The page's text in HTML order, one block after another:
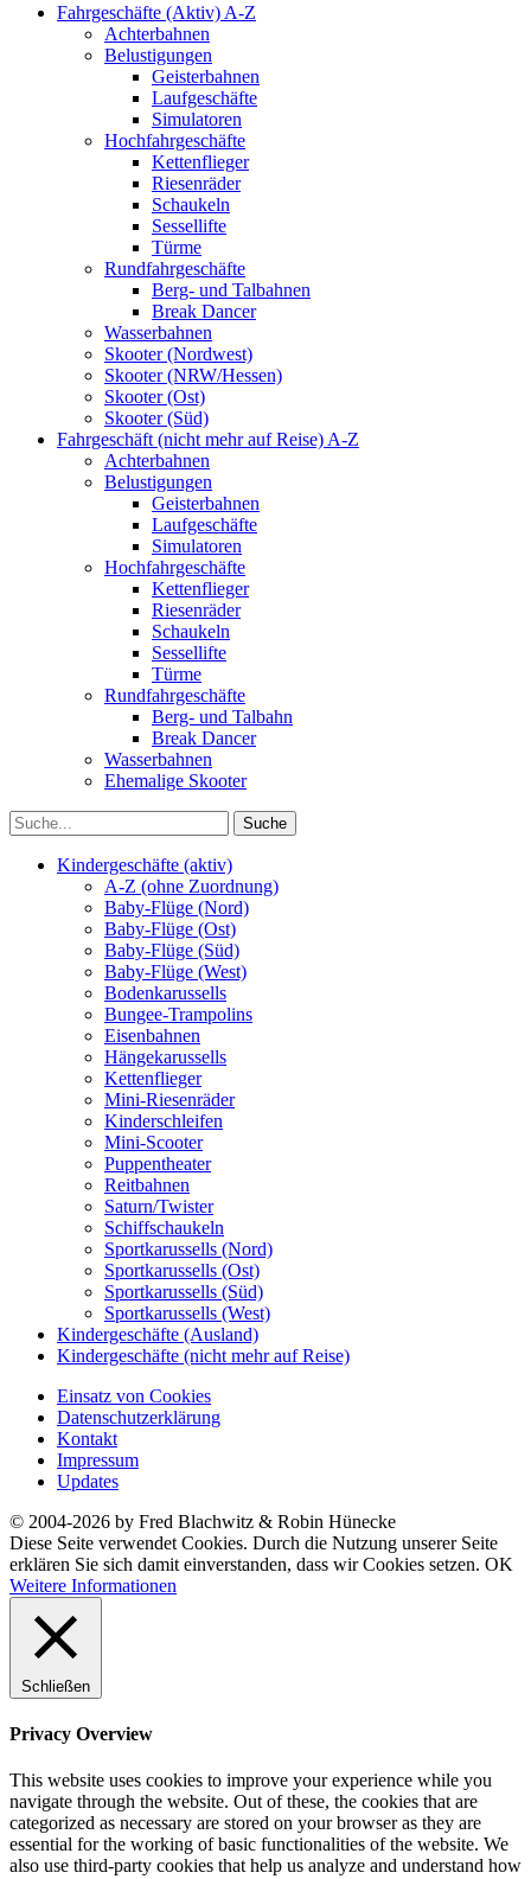
Fahrgeschäfte (Aktiv) A-Z
Achterbahnen
Belustigungen
Geisterbahnen
Laufgeschäfte
Simulatoren
Hochfahrgeschäfte
Kettenflieger
Riesenräder
Schaukeln
Sessellifte
Türme
Rundfahrgeschäfte
Berg- und Talbahnen
Break Dancer
Wasserbahnen
Skooter (Nordwest)
Skooter (NRW/Hessen)
Skooter (Ost)
Skooter (Süd)
Fahrgeschäft (nicht mehr auf Reise) A-Z
Achterbahnen
Belustigungen
Geisterbahnen
Laufgeschäfte
Simulatoren
Hochfahrgeschäfte
Kettenflieger
Riesenräder
Schaukeln
Sessellifte
Türme
Rundfahrgeschäfte
Berg- und Talbahn
Break Dancer
Wasserbahnen
Ehemalige Skooter
Kindergeschäfte (aktiv)
A-Z (ohne Zuordnung)
Baby-Flüge (Nord)
Baby-Flüge (Ost)
Baby-Flüge (Süd)
Baby-Flüge (West)
Bodenkarussells
Bungee-Trampolins
Eisenbahnen
Hängekarussells
Kettenflieger
Mini-Riesenräder
Kinderschleifen
Mini-Scooter
Puppentheater
Reitbahnen
Saturn/Twister
Schiffschaukeln
Sportkarussells (Nord)
Sportkarussells (Ost)
Sportkarussells (Süd)
Sportkarussells (West)
Kindergeschäfte (Ausland)
Kindergeschäfte (nicht mehr auf Reise)
Einsatz von Cookies
Datenschutzerklärung
Kontakt
Impressum
Updates
© 2004-2026 by Fred Blachwitz & Robin Hünecke
Diese Seite verwendet Cookies. Durch die Nutzung unserer Seite
erklären Sie sich damit einverstanden, dass wir Cookies setzen. OK
Weitere Informationen
Schließen
Privacy Overview
This website uses cookies to improve your experience while you
navigate through the website. Out of these, the cookies that are
categorized as necessary are stored on your browser as they are
essential for the working of basic functionalities of the website. We
also use third-party cookies that help us analyze and understand how